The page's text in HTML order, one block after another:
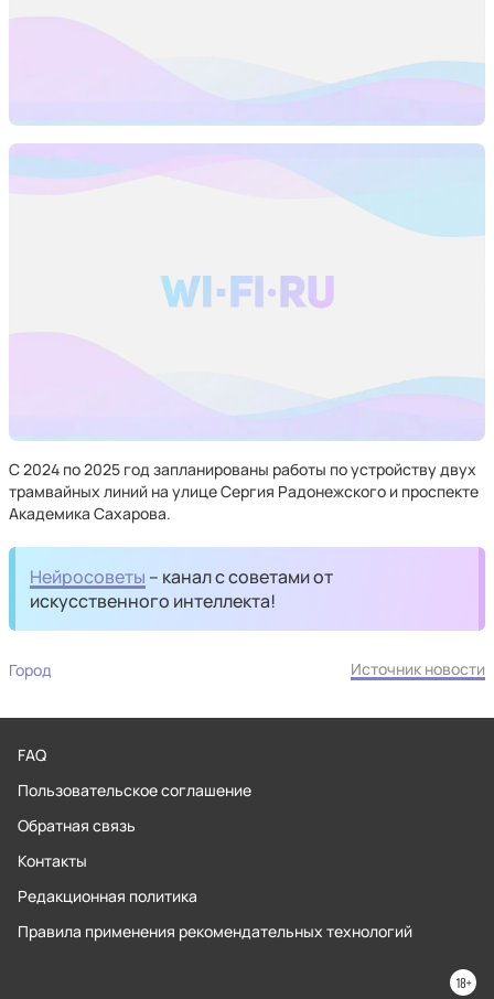
С 2024 по 2025 год запланированы работы по устройству двух
трамвайных линий на улице Сергия Радонежского и проспекте
Академика Сахарова.
Нейросоветы – канал с советами от
искусственного интеллекта!
Город Источник новости
FAQ
Пользовательское соглашение
Обратная связь
Контакты
Редакционная политика
Правила применения рекомендательных технологий